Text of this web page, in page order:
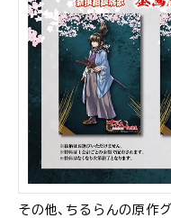
その他、ちるらんの原作